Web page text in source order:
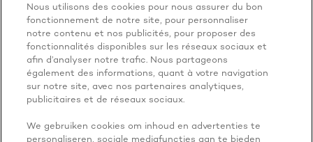
BECAUSE
YOU'RE
WORTH IT
Nous utilisons des cookies pour nous assurer du bon
fonctionnement de notre site, pour personnaliser
notre contenu et nos publicités, pour proposer des
fonctionnalités disponibles sur les réseaux sociaux et
afin d’analyser notre trafic. Nous partageons
également des informations, quant à votre navigation
sur notre site, avec nos partenaires analytiques,
publicitaires et de réseaux sociaux.
We gebruiken cookies om inhoud en advertenties te
personaliseren, sociale mediafuncties aan te bieden